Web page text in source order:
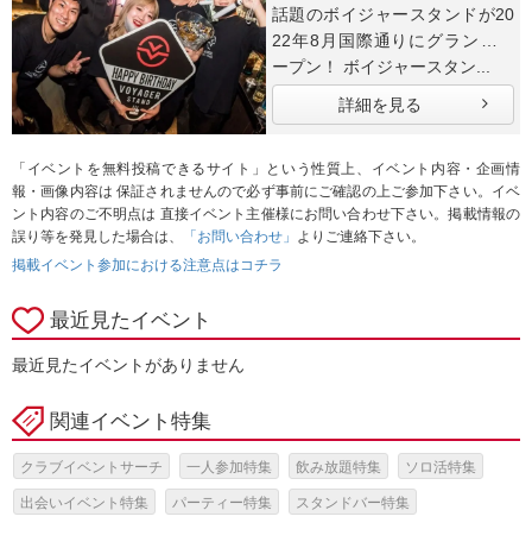
話題のボイジャースタンドが20
22年8月国際通りにグランドオ
ープン！ ボイジャースタン...
詳細を見る
「イベントを無料投稿できるサイト」という性質上、イベント内容・企画情
報・画像内容は 保証されませんので必ず事前にご確認の上ご参加下さい。イベ
ント内容のご不明点は 直接イベント主催様にお問い合わせ下さい。掲載情報の
誤り等を発見した場合は、
「お問い合わせ」
よりご連絡下さい。
掲載イベント参加における注意点はコチラ
最近見たイベント
最近見たイベントがありません
関連イベント特集
クラブイベントサーチ 一人参加特集 飲み放題特集 ソロ活特集
出会いイベント特集 パーティー特集 スタンドバー特集